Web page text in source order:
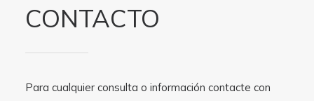
CONTACTO
Para cualquier consulta o información contacte con